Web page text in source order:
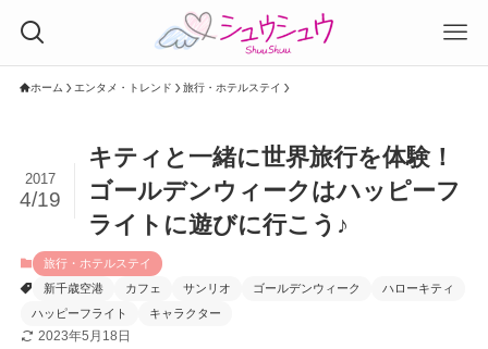
ホーム エンタメ・トレンド 旅行・ホテルステイ
キティと一緒に世界旅行を体験！
ゴールデンウィークはハッピーフ
ライトに遊びに行こう♪
2017
4/19
旅行・ホテルステイ
新千歳空港
カフェ サンリオ ゴールデンウィーク
ハローキティ
ハッピーフライト
キャラクター
2023年5月18日